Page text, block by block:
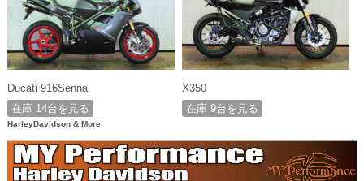
Ducati 916Senna
在庫 14台を見る
X350
在庫 9台を見る
HarleyDavidson & More